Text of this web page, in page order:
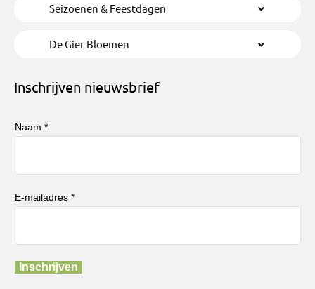
Seizoenen & Feestdagen
De Gier Bloemen
Inschrijven nieuwsbrief
Naam *
E-mailadres *
Inschrijven